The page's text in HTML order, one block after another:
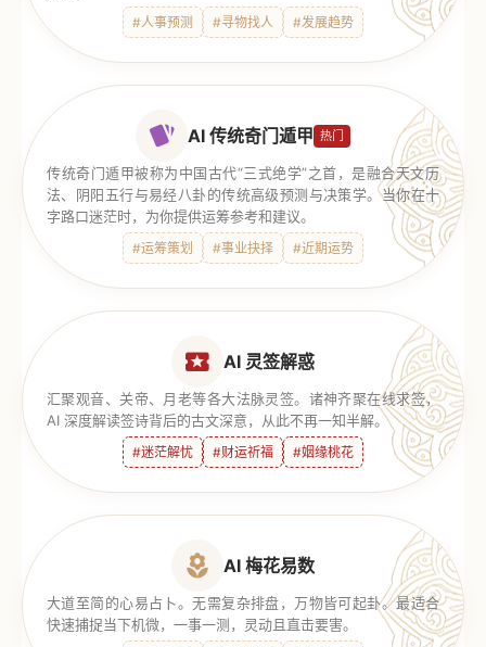
#人事预测 #寻物找人 #发展趋势
AI 传统奇门遁甲 热门
传统奇门遁甲被称为中国古代“三式绝学”之首，是融合天文历
法、阴阳五行与易经八卦的传统高级预测与决策学。当你在十
字路口迷茫时，为你提供运筹参考和建议。
#运筹策划 #事业抉择 #近期运势
AI 灵签解惑
汇聚观音、关帝、月老等各大法脉灵签。诸神齐聚在线求签，
AI 深度解读签诗背后的古文深意，从此不再一知半解。
#迷茫解忧 #财运祈福 #姻缘桃花
AI 梅花易数
大道至简的心易占卜。无需复杂排盘，万物皆可起卦。最适合
快速捕捉当下机微，一事一测，灵动且直击要害。